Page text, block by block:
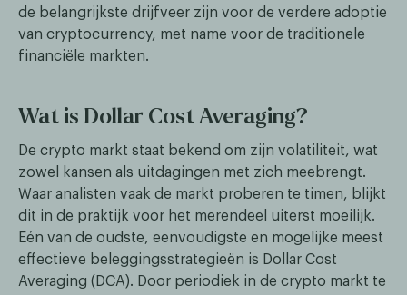
de belangrijkste drijfveer zijn voor de verdere adoptie
van cryptocurrency, met name voor de traditionele
financiële markten.
Wat is Dollar Cost Averaging?
De crypto markt staat bekend om zijn volatiliteit, wat
zowel kansen als uitdagingen met zich meebrengt.
Waar analisten vaak de markt proberen te timen, blijkt
dit in de praktijk voor het merendeel uiterst moeilijk.
Eén van de oudste, eenvoudigste en mogelijke meest
effectieve beleggingsstrategieën is Dollar Cost
Averaging (DCA). Door periodiek in de crypto markt te